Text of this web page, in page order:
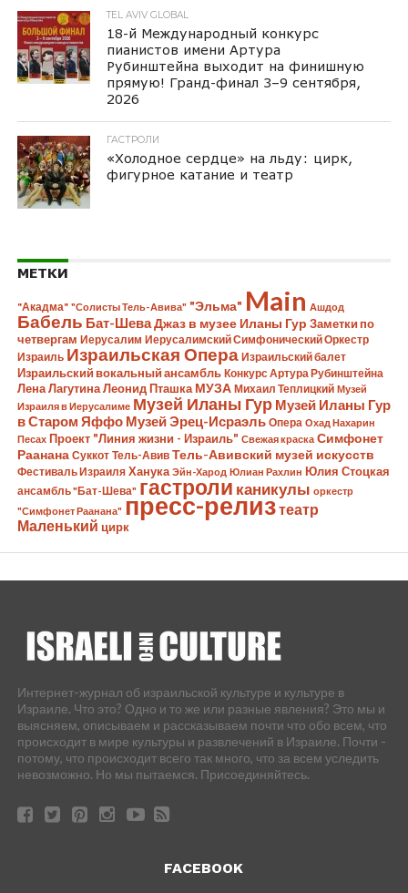
TEL AVIV GLOBAL
18-й Международный конкурс
пианистов имени Артура
Рубинштейна выходит на финишную
прямую! Гранд-финал 3–9 сентября,
2026
ГАСТРОЛИ
«Холодное сердце» на льду: цирк,
фигурное катание и театр
МЕТКИ
"Акадма" "Солисты Тель-Авива" "Эльма" Main Ашдод
Бабель Бат-ШеваДжаз в музее Иланы Гур Заметки по
четвергам Иерусалим Иерусалимский Симфонический Оркестр
Израиль Израильская Опера Израильский балет
Израильский вокальный ансамбль Конкурс Артура Рубинштейна
Лена Лагутина Леонид Пташка МУЗА Михаил Теплицкий Музей
Израиля в Иерусалиме Музей Иланы Гур Музей Иланы Гур
в Старом Яффо Музей Эрец-Исраэль Опера Охад Нахарин
Песах Проект "Линия жизни - Израиль" Свежая краска Симфонет
Раанана Суккот Тель-Авив Тель-Авивский музей искусств
Фестиваль Израиля Ханука Эйн-Харод Юлиан Рахлин Юлия Стоцкая
ансамбль "Бат-Шева" гастроли каникулы оркестр
"Симфонет Раанана" пресс-релизтеатр
Маленький цирк
Интернет-журнал об израильской культуре и культуре в
Израиле. Что это? Одно и то же или разные явления? Это мы и
выясняем, описываем и рассказываем почти что обо всем, что
происходит в мире культуры и развлечений в Израиле. Почти -
потому, что происходит всего так много, что за всем уследить
невозможно. Но мы пытаемся. Присоединяйтесь.
FACEBOOK